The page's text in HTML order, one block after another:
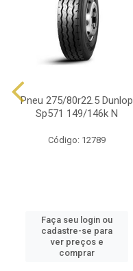
Pneu 275/80r22.5 Dunlop
Sp571 149/146k N
Código: 12789
Faça seu login ou
cadastre-se para
ver preços e
comprar